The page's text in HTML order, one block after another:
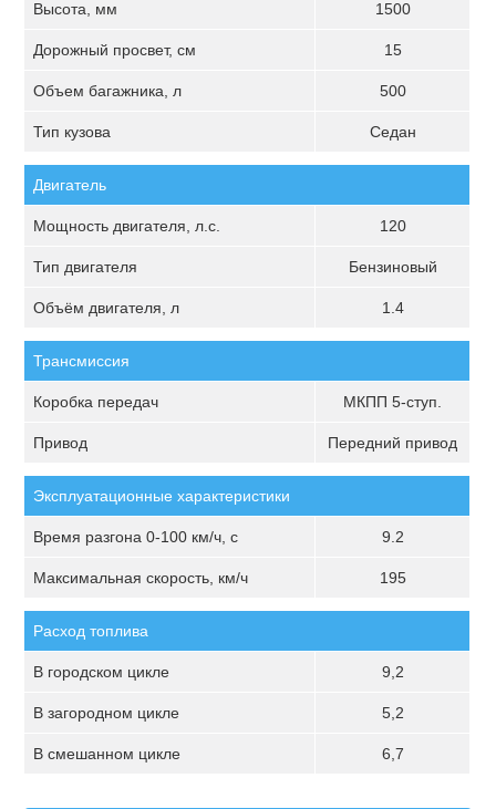
Высота, мм 1500
Дорожный просвет, см 15
Объем багажника, л 500
Тип кузова Седан
Двигатель
Мощность двигателя, л.с. 120
Тип двигателя Бензиновый
Объём двигателя, л 1.4
Трансмиссия
Коробка передач МКПП 5-ступ.
Привод Передний привод
Эксплуатационные характеристики
Время разгона 0-100 км/ч, с 9.2
Максимальная скорость, км/ч 195
Расход топлива
В городском цикле 9,2
В загородном цикле 5,2
В смешанном цикле 6,7